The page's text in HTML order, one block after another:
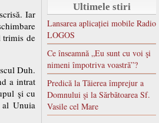
Ultimele stiri
Lansarea aplicației mobile Radio
LOGOS
Ce înseamnă „Eu sunt cu voi şi
nimeni împotriva voastră”?
Predică la Tăierea împrejur a
Domnului şi la Sărbătoarea Sf.
Vasile cel Mare
Iar
trimis de
Duh.
a intrat
şi cu
Unuia